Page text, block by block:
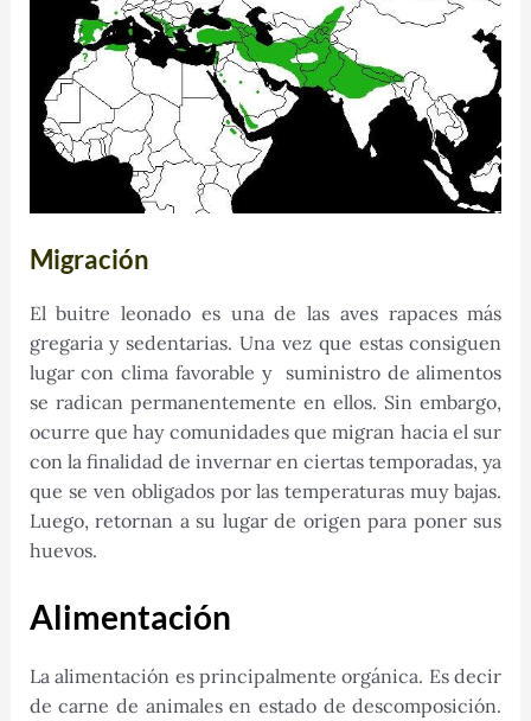
Migración
El buitre leonado es una de las aves rapaces más
gregaria y sedentarias. Una vez que estas consiguen
lugar con clima favorable y suministro de alimentos
se radican permanentemente en ellos. Sin embargo,
ocurre que hay comunidades que migran hacia el sur
con la finalidad de invernar en ciertas temporadas, ya
que se ven obligados por las temperaturas muy bajas.
Luego, retornan a su lugar de origen para poner sus
huevos.
Alimentación
La alimentación es principalmente orgánica. Es decir
de carne de animales en estado de descomposición.